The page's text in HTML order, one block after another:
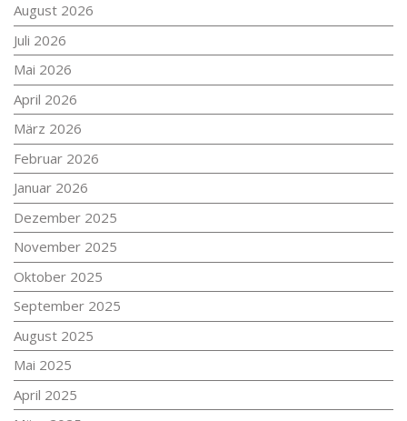
August 2026
Juli 2026
Mai 2026
April 2026
März 2026
Februar 2026
Januar 2026
Dezember 2025
November 2025
Oktober 2025
September 2025
August 2025
Mai 2025
April 2025